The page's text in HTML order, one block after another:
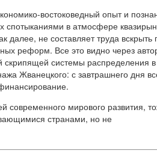
востоковедный опыт и
в атмосфере
далее, не составляет труда
реформ. Все это видно через
системы распределения
Жванецкого: с завтрашнего дня
современного мирового развития,
странами, но не